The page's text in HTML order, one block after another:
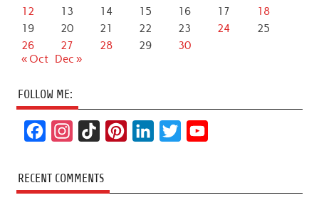
12
13 14 15 16 17
18
19
20 21 22 23 24
25
26
27 28 29
30
« Oct Dec »
FOLLOW ME:
c
e
s
t
k
T
t
k
t
T
RECENT COMMENTS